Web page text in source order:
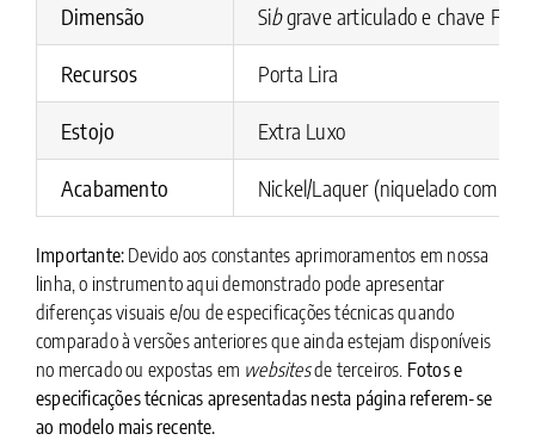
Dimensão Sibgrave articulado e chave Fá#
Recursos Porta Lira
Estojo Extra Luxo
Acabamento Nickel/Laquer (niquelado com
Importante: Devido aos constantes aprimoramentos em nossa
linha, o instrumento aqui demonstrado pode apresentar
diferenças visuais e/ou de especificações técnicas quando
comparado à versões anteriores que ainda estejam disponíveis
no mercado ou expostas em websitesde terceiros. Fotos e
especificações técnicas apresentadas nesta página referem-se
ao modelo mais recente.